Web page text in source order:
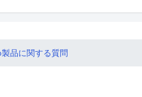
製品に関する質問